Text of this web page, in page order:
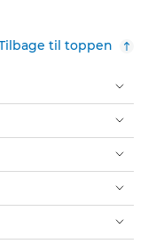
til toppen